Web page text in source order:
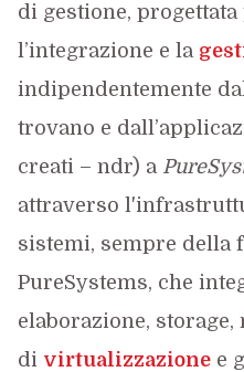
di gestione,
l’integrazione e la
indipendentemente
trovano e
creati – ndr) a
attraverso
sistemi, sempre della
PureSystems, che
elaborazione,
di virtualizzazionee